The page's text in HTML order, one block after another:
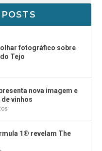
fotográfico sobre
Tejo
nova imagem e
vinhos
1® revelam The